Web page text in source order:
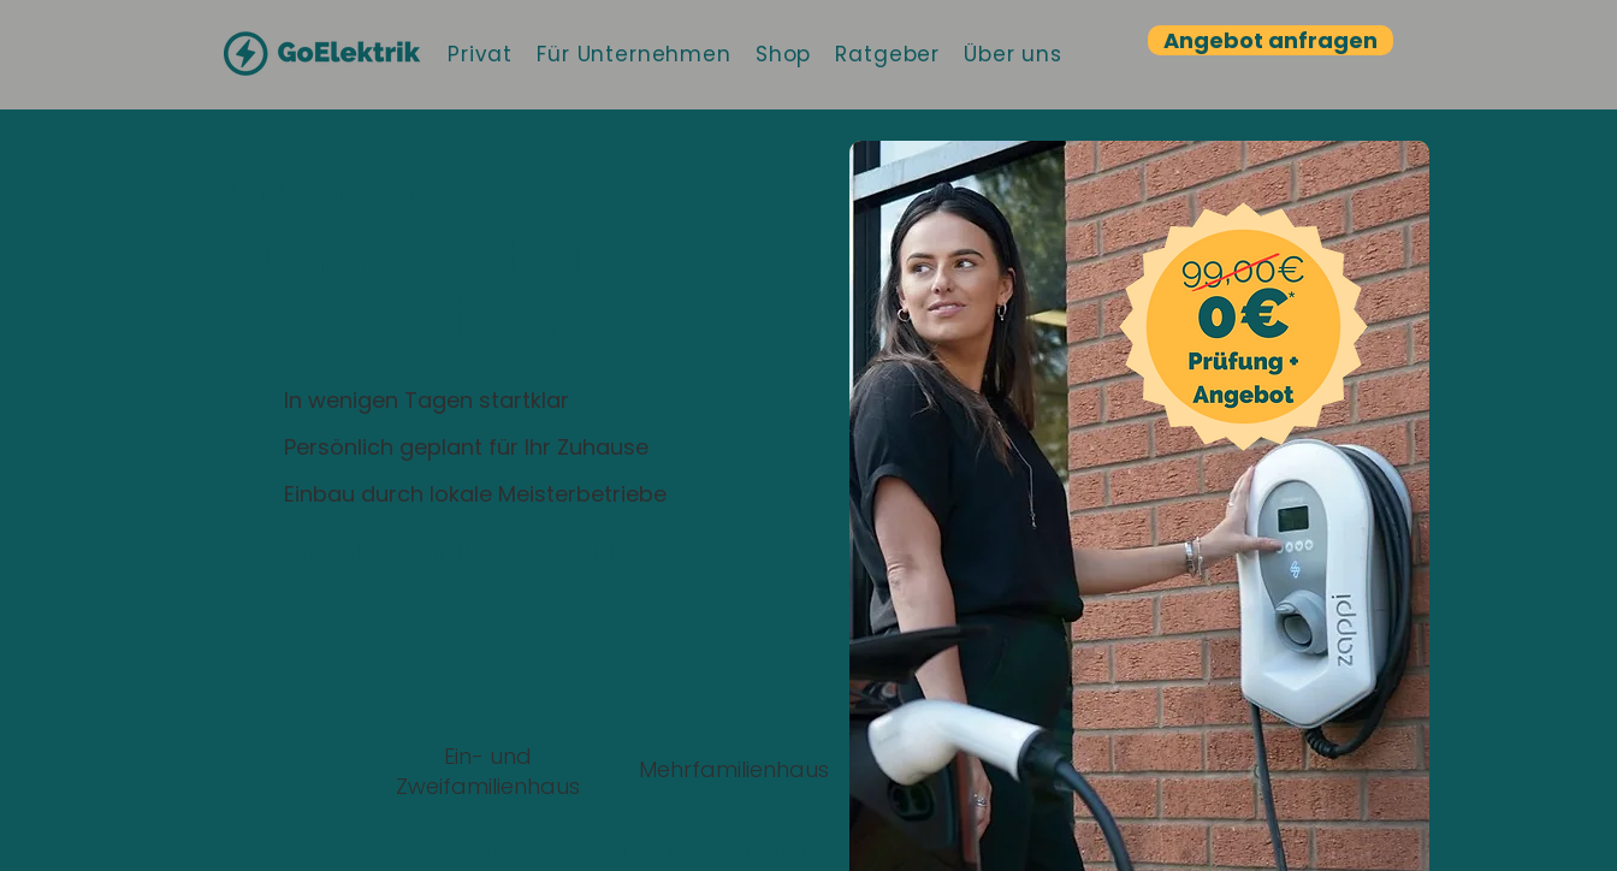
Privat Für Unternehmen Shop Ratgeber Über uns Angebot anfragen
In wenigen Tagen startklar
Persönlich geplant für Ihr Zuhause
Einbau durch lokale Meisterbetriebe
Ein- und
Zweifamilienhaus
Mehrfamilienhaus